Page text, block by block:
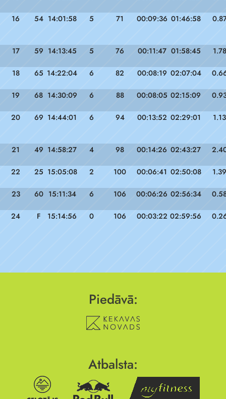
16 54 14:01:58 5 71 00:09:36 01:46:58
17 59 14:13:45 5 76 00:11:47 01:58:45 1.78
18 65 14:22:04 6 82 00:08:19 02:07:04
19 68 14:30:09 6 88 00:08:05 02:15:09
20 69 14:44:01 6 94 00:13:52 02:29:01 1.13
21 49 14:58:27 4 98 00:14:26 02:43:27
22 25 15:05:08 2 100 00:06:41 02:50:08 1.39
23 60 15:11:34 6 106 00:06:26 02:56:34
24 F 15:14:56 0 106 00:03:22 02:59:56
Piedāvā:
Atbalsta: